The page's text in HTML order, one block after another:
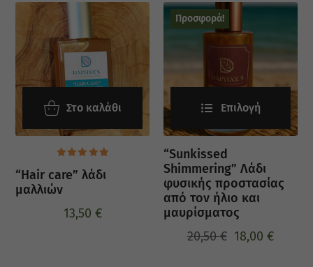
Στο καλάθι
“Hair care” λάδι
μαλλιών
με5.00
13,50 €
Προσφορά!
Επιλογή
“Sunkissed
Shimmering” Λάδι
φυσικής προστασίας
από τον ήλιο και
μαυρίσματος
20,50€ 18,00 €